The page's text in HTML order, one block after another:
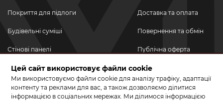
Покриття для підлоги
Будівельні суміші
Стінові панелі
Новинки
Акційні товари
Доставка та оплата
Повернення та обмін
Публічна оферта
Політика
конфіденційності
Цей сайт використовує файли cookie
Ми використовуємо файли cookie для аналізу трафіку, адаптації
контенту та реклами для вас, а також дозволяємо ділитися
інформацією в соціальних мережах. Ми ділимося інформацією